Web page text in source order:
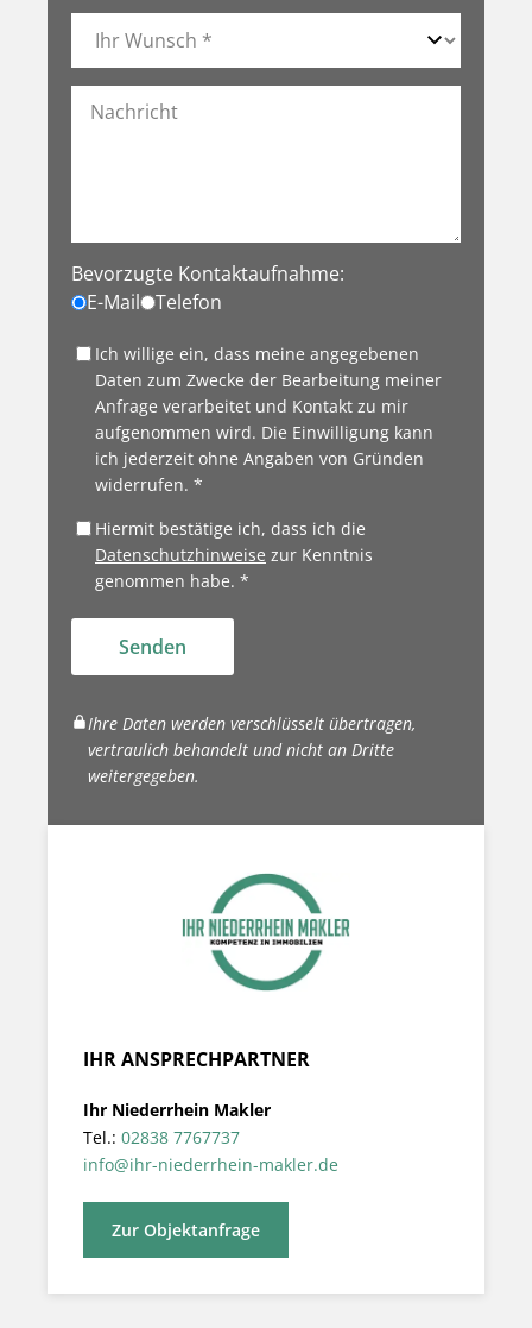
Bevorzugte Kontaktaufnahme:
E-Mail
Telefon
Ich willige ein, dass meine angegebenen
Daten zum Zwecke der Bearbeitung meiner
Anfrage verarbeitet und Kontakt zu mir
aufgenommen wird. Die Einwilligung kann
ich jederzeit ohne Angaben von Gründen
widerrufen. *
Hiermit bestätige ich, dass ich die
Datenschutzhinweise zur Kenntnis
genommen habe. *
Senden
Ihre Daten werden verschlüsselt übertragen,
vertraulich behandelt und nicht an Dritte
weitergegeben.
IHR ANSPRECHPARTNER
Ihr Niederrhein Makler
Tel.: 02838 7767737
info@ihr-niederrhein-makler.de
Zur Objektanfrage